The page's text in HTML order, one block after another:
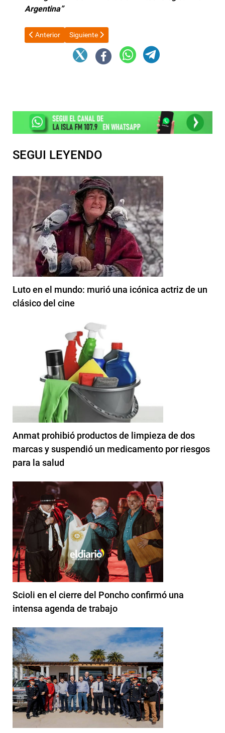
Argentina”
Artículo anterior: Flavio Fama presidirá una importante
Anterior Artículo siguiente: Totalmente renovada
Siguiente
SEGUI LEYENDO
Luto en el mundo: murió una icónica actriz de un
clásico del cine
Anmat prohibió productos de limpieza de dos
marcas y suspendió un medicamento por riesgos
para la salud
Scioli en el cierre del Poncho confirmó una
intensa agenda de trabajo